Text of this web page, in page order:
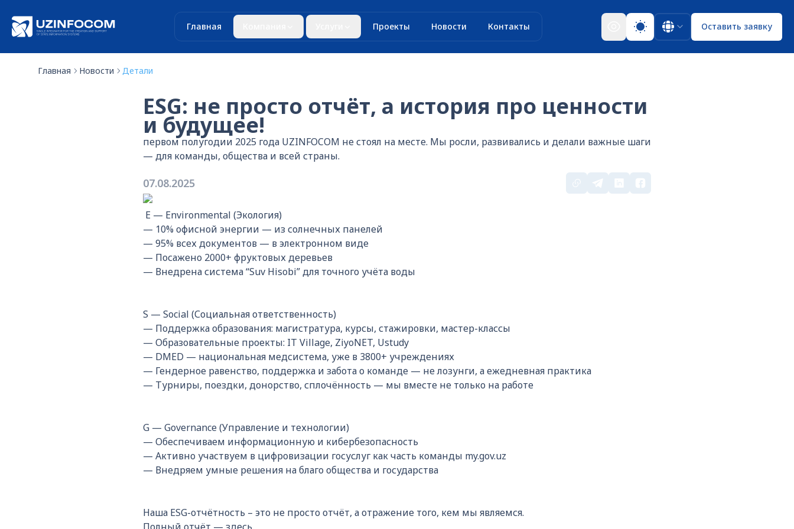
Главная Проекты Новости Контакты Оставить заявку
Главная Новости Детали
ESG: не просто отчёт, а история про ценности
и будущее!
первом полугодии 2025 года UZINFOCOM не стоял на месте. Мы росли, развивались и делали важные шаги
— для команды, общества и всей страны.
07.08.2025
E — Environmental (Экология)
— 10% офисной энергии — из солнечных панелей
— 95% всех документов — в электронном виде
— Посажено 2000+ фруктовых деревьев
— Внедрена система “Suv Hisobi” для точного учёта воды
S — Social (Социальная ответственность)
— Поддержка образования: магистратура, курсы, стажировки, мастер-классы
— Образовательные проекты: IT Village, ZiyoNET, Ustudy
— DMED — национальная медсистема, уже в 3800+ учреждениях
— Гендерное равенство, поддержка и забота о команде — не лозунги, а ежедневная практика
— Турниры, поездки, донорство, сплочённость — мы вместе не только на работе
G — Governance (Управление и технологии)
— Обеспечиваем информационную и кибербезопасность
— Активно участвуем в цифровизации госуслуг как часть команды my.gov.uz
— Внедряем умные решения на благо общества и государства
Наша ESG-отчётность – это не просто отчёт, а отражение того, кем мы являемся.